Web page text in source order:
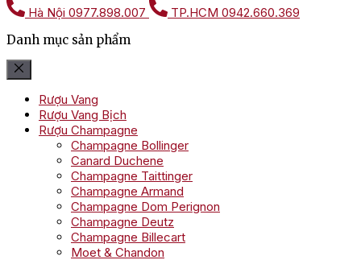
Hà Nội 0977.898.007 TP.HCM 0942.660.369
Danh mục sản phẩm
Rượu Vang
Rượu Vang Bịch
Rượu Champagne
Champagne Bollinger
Canard Duchene
Champagne Taittinger
Champagne Armand
Champagne Dom Perignon
Champagne Deutz
Champagne Billecart
Moet & Chandon